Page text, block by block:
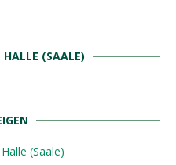
(SAALE)